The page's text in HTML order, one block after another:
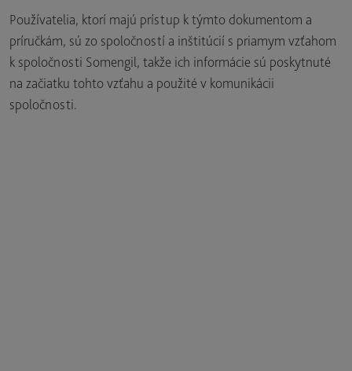
Používatelia, ktorí majú prístup k týmto dokumentom a
príručkám, sú zo spoločností a inštitúcií s priamym vzťahom
k spoločnosti Somengil, takže ich informácie sú poskytnuté
na začiatku tohto vzťahu a použité v komunikácii
spoločnosti.